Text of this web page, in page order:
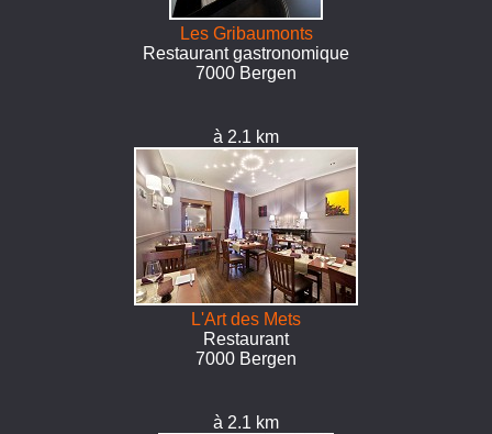
Les Gribaumonts
Restaurant gastronomique
7000 Bergen
à 2.1 km
L'Art des Mets
Restaurant
7000 Bergen
à 2.1 km